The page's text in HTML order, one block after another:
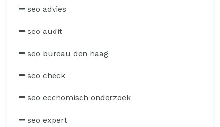
seo advies
seo audit
seo bureau den haag
seo check
seo economisch onderzoek
seo expert